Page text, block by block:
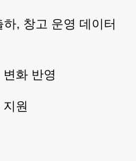
, 창고 운영 데이터
화 반영
원